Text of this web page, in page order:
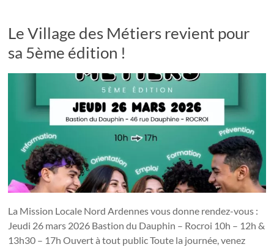
Le Village des Métiers revient pour
sa 5ème édition !
La Mission Locale Nord Ardennes vous donne rendez-vous :
Jeudi 26 mars 2026 Bastion du Dauphin – Rocroi 10h – 12h &
13h30 – 17h Ouvert à tout public Toute la journée, venez